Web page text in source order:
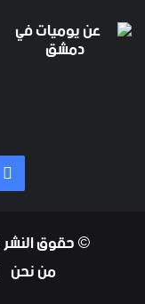
© حقوق النشر 2026، جميع الحقوق محفوظة |
من نحن